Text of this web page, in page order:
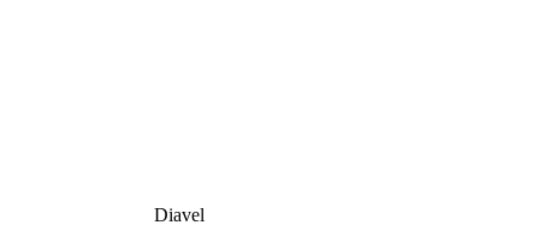
Diavel